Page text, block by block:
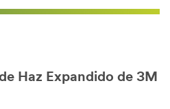
Haz Expandido de 3M